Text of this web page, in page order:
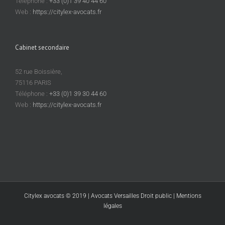
Web : https://citylex-avocats.fr
Cabinet secondaire
52 rue Boissière,
75116 PARIS
Téléphone : +33 (0)1 39 30 44 60
Web : https://citylex-avocats.fr
Citylex avocats © 2019 | Avocats Versailles Droit public |
Mentions
légales